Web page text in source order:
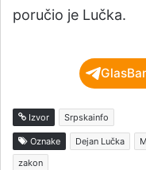
poručio je Lučka.
Izvor Srpskainfo
Oznake Dejan Lučka
zakon